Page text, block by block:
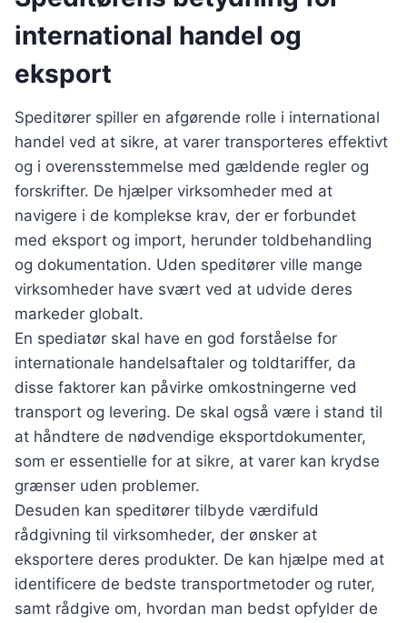
international handel og
eksport
Speditører spiller en afgørende rolle i international
handel ved at sikre, at varer transporteres effektivt
og i overensstemmelse med gældende regler og
forskrifter. De hjælper virksomheder med at
navigere i de komplekse krav, der er forbundet
med eksport og import, herunder toldbehandling
og dokumentation. Uden speditører ville mange
virksomheder have svært ved at udvide deres
markeder globalt.
En spediatør skal have en god forståelse for
internationale handelsaftaler og toldtariffer, da
disse faktorer kan påvirke omkostningerne ved
transport og levering. De skal også være i stand til
at håndtere de nødvendige eksportdokumenter,
som er essentielle for at sikre, at varer kan krydse
grænser uden problemer.
Desuden kan speditører tilbyde værdifuld
rådgivning til virksomheder, der ønsker at
eksportere deres produkter. De kan hjælpe med at
identificere de bedste transportmetoder og ruter,
samt rådgive om, hvordan man bedst opfylder de